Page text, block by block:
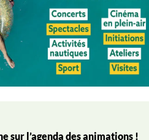
sur l’agenda des animations !